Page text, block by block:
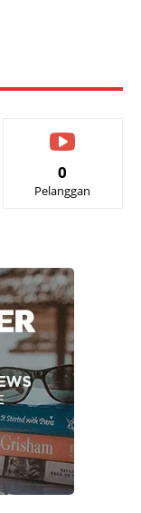
0
Pelanggan